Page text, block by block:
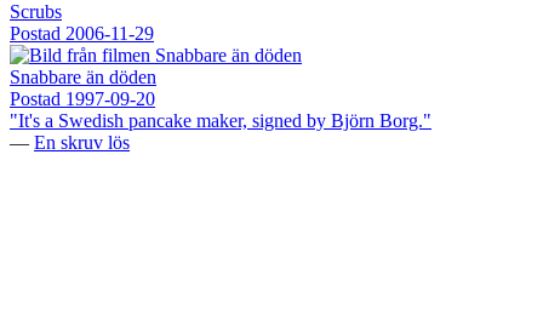
Scrubs
Postad 2006-11-29
Snabbare än döden
Postad 1997-09-20
"It's a Swedish pancake maker, signed by Björn Borg."
— En skruv lös